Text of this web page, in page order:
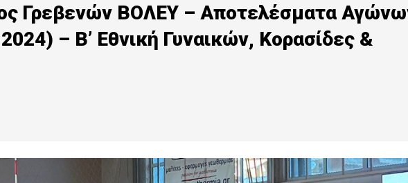
Γρεβενών ΒΟΛΕΥ – Αποτελέσματα
– Β’ Εθνική Γυναικών, Κορασίδες &